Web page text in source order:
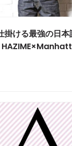
掛ける最強の日